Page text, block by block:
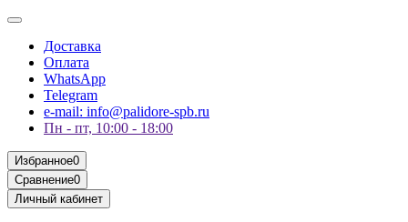
Доставка
Оплата
WhatsApp
Telegram
e-mail: info@palidore-spb.ru
Пн - пт, 10:00 - 18:00
Избранное0
Сравнение0
Личный кабинет